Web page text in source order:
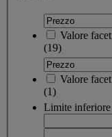
Valore facet
(19)
Valore facet
(1)
Limite inferiore